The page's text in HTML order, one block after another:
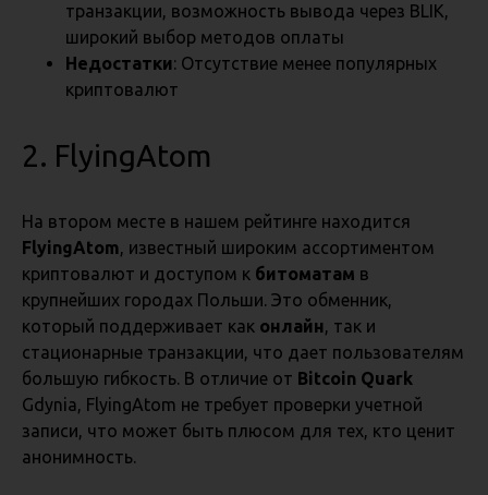
транзакции, возможность вывода через BLIK,
широкий выбор методов оплаты
Недостатки: Отсутствие менее популярных
криптовалют
2. FlyingAtom
На втором месте в нашем рейтинге находится
FlyingAtom, известный широким ассортиментом
криптовалют и доступом к битоматам в
крупнейших городах Польши. Это обменник,
который поддерживает как онлайн, так и
стационарные транзакции, что дает пользователям
большую гибкость. В отличие от Bitcoin Quark
Gdynia, FlyingAtom не требует проверки учетной
записи, что может быть плюсом для тех, кто ценит
анонимность.